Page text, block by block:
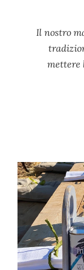
Il nostro
mettere